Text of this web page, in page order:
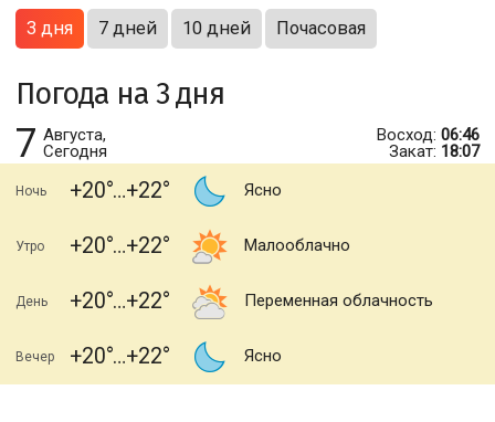
3 дня 7 дней 10 дней Почасовая
Погода на 3 дня
7 Августа,
Сегодня
Восход: 06:46
Закат: 18:07
Ночь +20 +22 Ясно
Утро +20 +22 Малооблачно
День +20 +22 Переменная облачность
Вечер +20 +22 Ясно